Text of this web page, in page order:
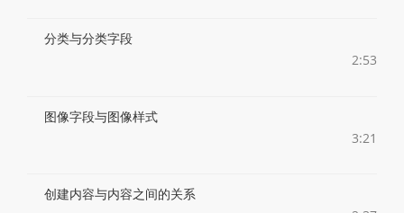
分类与分类字段
2:53
图像字段与图像样式
3:21
创建内容与内容之间的关系